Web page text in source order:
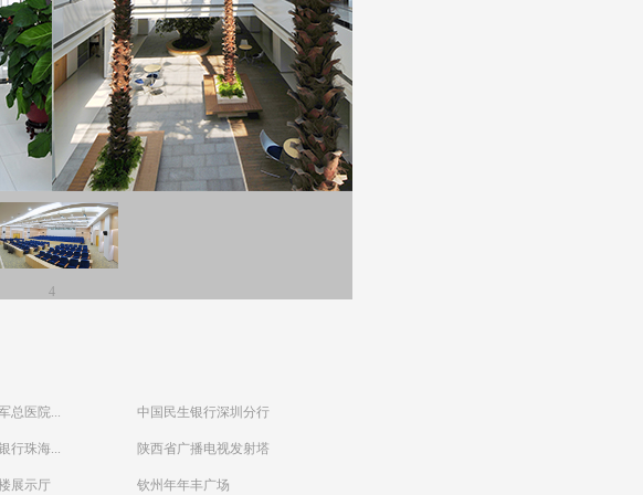
4
总医院...
行珠海...
展示厅
中国民生银行深圳分行
陕西省广播电视发射塔
钦州年年丰广场